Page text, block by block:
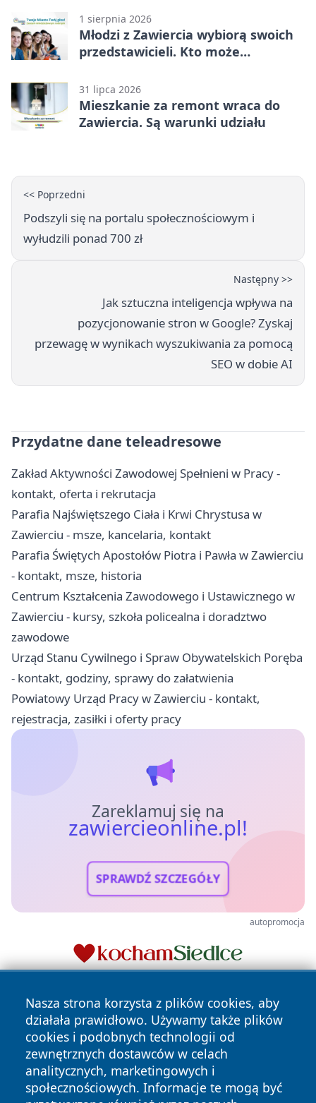
1 sierpnia 2026
Młodzi z Zawiercia wybiorą swoich
przedstawicieli. Kto może
31 lipca 2026
Mieszkanie za remont wraca do
Zawiercia. Są warunki udziału
<< Poprzedni
Podszyli się na portalu społecznościowym i
wyłudzili ponad 700 zł
Następny >>
Jak sztuczna inteligencja wpływa na
pozycjonowanie stron w Google? Zyskaj
przewagę w wynikach wyszukiwania za pomocą
SEO w dobie AI
Przydatne dane teleadresowe
Zakład Aktywności Zawodowej Spełnieni w Pracy -
kontakt, oferta i rekrutacja
Parafia Najświętszego Ciała i Krwi Chrystusa w
Zawierciu - msze, kancelaria, kontakt
Parafia Świętych Apostołów Piotra i Pawła w Zawierciu
- kontakt, msze, historia
Centrum Kształcenia Zawodowego i Ustawicznego w
Zawierciu - kursy, szkoła policealna i doradztwo
zawodowe
Urząd Stanu Cywilnego i Spraw Obywatelskich Poręba
- kontakt, godziny, sprawy do załatwienia
Powiatowy Urząd Pracy w Zawierciu - kontakt,
rejestracja, zasiłki i oferty pracy
Zareklamuj się na
zawiercieonline.pl!
SPRAWDŹ SZCZEGÓŁY
autopromocja
Nasza strona korzysta z plików cookies, aby
działała prawidłowo. Używamy także plików
cookies i podobnych technologii od
zewnętrznych dostawców w celach
analitycznych, marketingowych i
społecznościowych. Informacje te mogą być
Copyright © 2026 zawiercieonline.pl Wszystkie prawa
zastrzeżone.